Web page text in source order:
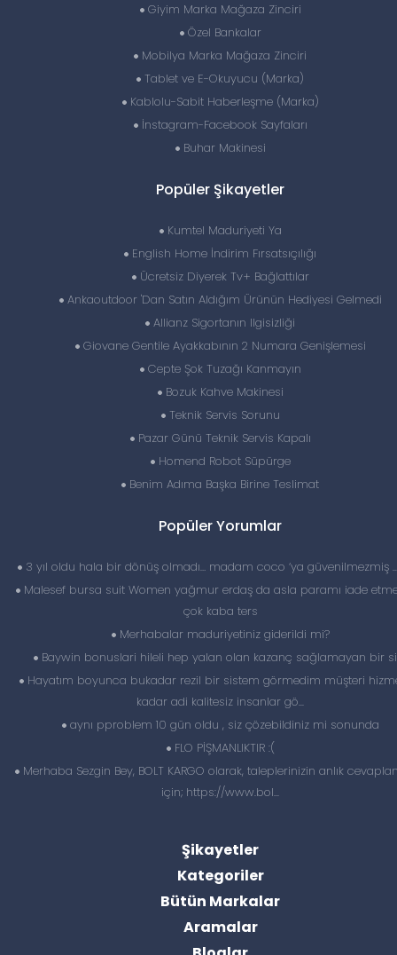
Giyim Marka Mağaza Zinciri
Özel Bankalar
Mobilya Marka Mağaza Zinciri
Tablet ve E-Okuyucu (Marka)
Kablolu-Sabit Haberleşme (Marka)
İnstagram-Facebook Sayfaları
Buhar Makinesi
Popüler Şikayetler
Kumtel Maduriyeti Ya
English Home İndirim Fırsatsıçılığı
Ücretsiz Diyerek Tv+ Bağlattılar
Ankaoutdoor 'Dan Satın Aldığım Ürünün Hediyesi Gelmedi
Allianz Sigortanın Ilgisizliği
Giovane Gentile Ayakkabının 2 Numara Genişlemesi
Cepte Şok Tuzağı Kanmayın
Bozuk Kahve Makinesi
Teknik Servis Sorunu
Pazar Günü Teknik Servis Kapalı
Homend Robot Süpürge
Benim Adıma Başka Birine Teslimat
Popüler Yorumlar
3 yıl oldu hala bir dönüş olmadı… madam coco ‘ya güvenilmezmiş
Malesef bursa suit Women yağmur erdaş da asla paramı iade
çok kaba ters
Merhabalar maduriyetiniz giderildi mi?
Baywin bonuslari hileli hep yalan olan kazanç sağlamayan bir
Hayatım boyunca bukadar rezil bir sistem görmedim müşteri
kadar adi kalitesiz insanlar gö...
aynı pproblem 10 gün oldu , siz çözebildiniz mi sonunda
FLO PİŞMANLIKTIR :(
Merhaba Sezgin Bey, BOLT KARGO olarak, taleplerinizin anlık
için; https://www.bol...
Şikayetler
Kategoriler
Bütün Markalar
Aramalar